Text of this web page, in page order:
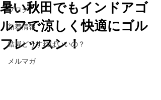
ブログ
新着情報
結局どうすればいいの？
メルマガ
暑い秋田でもインドアゴ
ルフで涼しく快適にゴル
フレッスン！